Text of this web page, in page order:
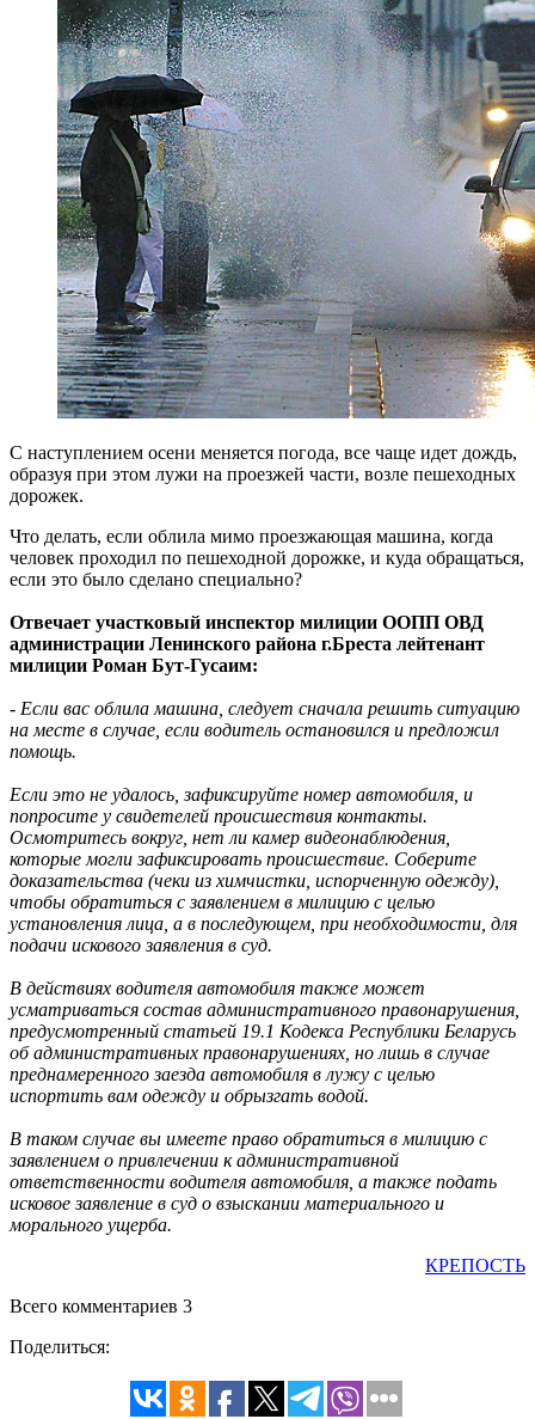
С наступлением осени меняется погода, все чаще идет дождь,
образуя при этом лужи на проезжей части, возле пешеходных
дорожек.
Что делать, если облила мимо проезжающая машина, когда
человек проходил по пешеходной дорожке, и куда обращаться,
если это было сделано специально?
Отвечает участковый инспектор милиции ООПП ОВД
администрации Ленинского района г.Бреста лейтенант
милиции Роман Бут-Гусаим:
- Если вас облила машина, следует сначала решить ситуацию
на месте в случае, если водитель остановился и предложил
помощь.
Если это не удалось, зафиксируйте номер автомобиля, и
попросите у свидетелей происшествия контакты.
Осмотритесь вокруг, нет ли камер видеонаблюдения,
которые могли зафиксировать происшествие. Соберите
доказательства (чеки из химчистки, испорченную одежду),
чтобы обратиться с заявлением в милицию с целью
установления лица, а в последующем, при необходимости, для
подачи искового заявления в суд.
В действиях водителя автомобиля также может
усматриваться состав административного правонарушения,
предусмотренный статьей 19.1 Кодекса Республики Беларусь
об административных правонарушениях, но лишь в случае
преднамеренного заезда автомобиля в лужу с целью
испортить вам одежду и обрызгать водой.
В таком случае вы имеете право обратиться в милицию с
заявлением о привлечении к административной
ответственности водителя автомобиля, а также подать
исковое заявление в суд о взыскании материального и
морального ущерба.
КРЕПОСТЬ
Всего комментариев 3
Поделиться: